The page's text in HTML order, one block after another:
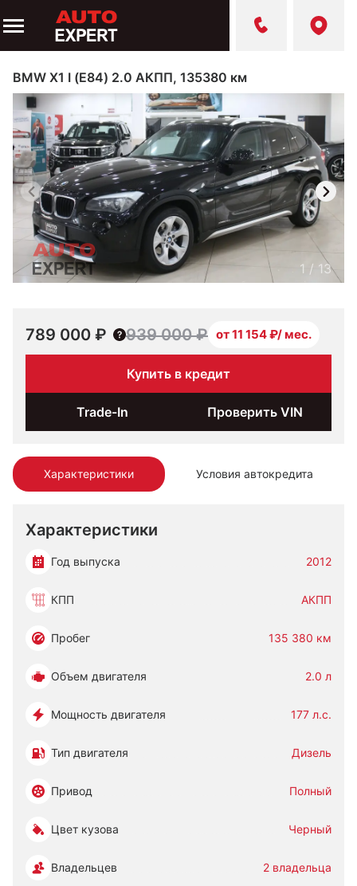
BMW X1 I (E84) 2.0 АКПП, 135380 км
Характеристики Условия автокредита
Характеристики
Год выпуска 2012
КПП АКПП
Пробег 135 380 км
Объем двигателя 2.0 л
Мощность двигателя 177 л.с.
Тип двигателя Дизель
Привод Полный
Цвет кузова Черный
Владельцев 2 владельца
1 / 13
789 000 ₽ 939 000 ₽ от 11 154 ₽/ мес.
Купить в кредит
Trade-In Проверить VIN